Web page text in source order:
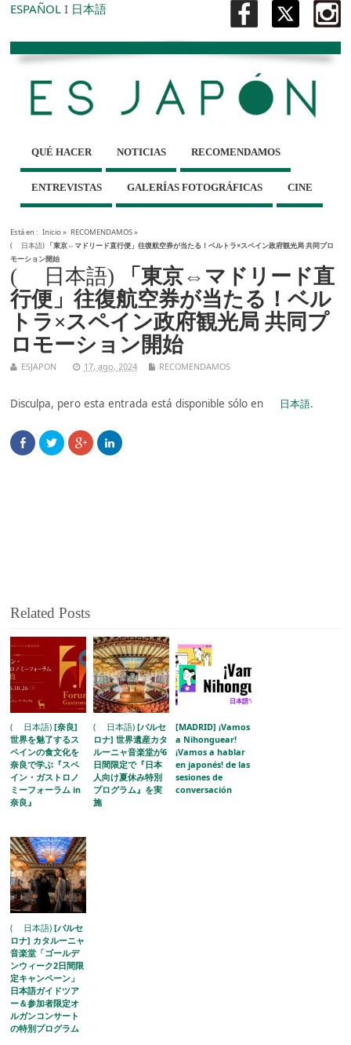
ESPAÑOL I 日本語
QUÉ HACER NOTICIAS RECOMENDAMOS
ENTREVISTAS GALERÍAS FOTOGRÁFICAS CINE
Está en : Inicio» RECOMENDAMOS»
( 日本語) 「東京⇔マドリード直行便」往復航空券が当たる！ベルトラ×スペイン政府観光局 共同プロ
モーション開始
( 日本語)
「東京⇔マドリード直
行便」往復航空券が当たる！ベル
トラ×スペイン政府観光局 共同プ
ロモーション開始
ESJAPON 17, ago, 2024 RECOMENDAMOS
Disculpa, pero esta entrada está disponible sólo en 日本語.
Related Posts
( 日本語)[奈良]
世界を魅了するス
ペインの食文化を
奈良で学ぶ『スペ
イン・ガストロノ
ミーフォーラム in
奈良』
( 日本語) [バルセ
ロナ] 世界遺産カタ
ルーニャ音楽堂が6
日間限定で『日本
人向け夏休み特別
プログラム』を実
施
[MADRID] ¡Vamos
a Nihonguear!
¡Vamos a hablar
en japonés! de las
sesiones de
conversación
( 日本語)[バルセ
ロナ] カタルーニャ
音楽堂「ゴールデ
ンウィーク2日間限
定キャンペーン」
日本語ガイドツア
ー＆参加者限定オ
ルガンコンサート
の特別プログラム